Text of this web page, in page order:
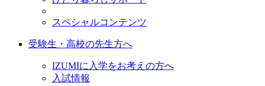
スペシャルコンテンツ
受験生・高校の先生方へ
IZUMIに入学をお考えの方へ
入試情報